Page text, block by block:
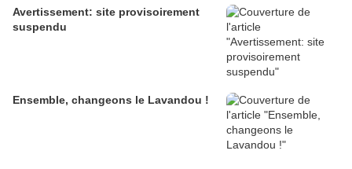
Avertissement: site provisoirement
suspendu
Ensemble, changeons le Lavandou !